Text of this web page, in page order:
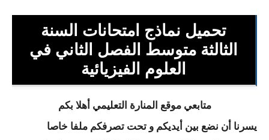
السنة الرابعة ابتدائي
السنة الخامسة ابتدائي
شهادة التعليم الابتدائي
تزيين القسم
التعليم المتوسط
تحميل نماذج امتحانات السنة
الثالثة متوسط الفصل الثاني في
العلوم الفيزيائية
متابعي موقع المنارة التعليمي أهلا بكم
يسرنا أن نضع بين أيديكم و تحت تصرفكم ملفا خاصا